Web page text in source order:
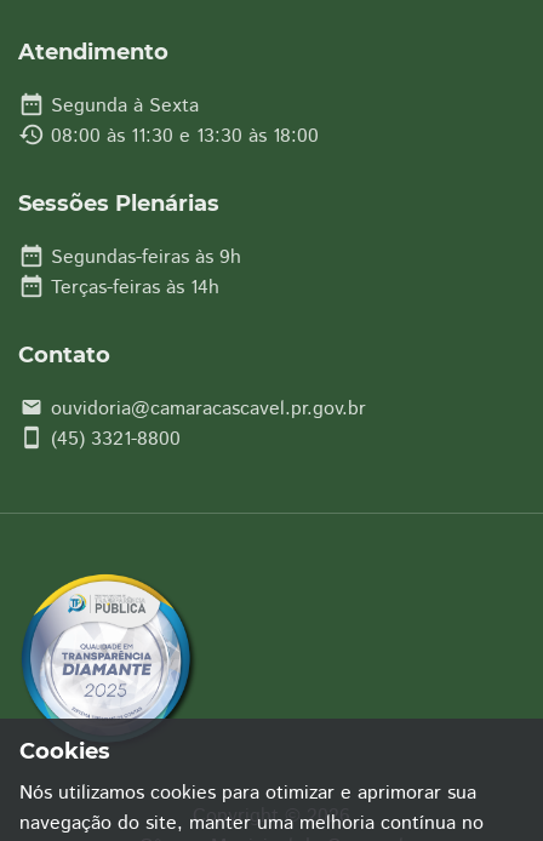
Atendimento
date_range Segunda à Sexta
history 08:00 às 11:30 e 13:30 às 18:00
Sessões Plenárias
date_range Segundas-feiras às 9h
date_range Terças-feiras às 14h
Contato
email ouvidoria@camaracascavel.pr.gov.br
smartphone (45) 3321-8800
Copyright © 2026
Cookies
Nós utilizamos cookies para otimizar e aprimorar sua
navegação do site, manter uma melhoria contínua no